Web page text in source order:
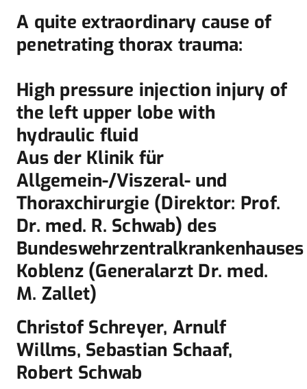
A quite extraordinary cause of
penetrating thorax trauma:
High pressure injection injury of
the left upper lobe with
hydraulic fluid
Aus der Klinik für
Allgemein-/Viszeral- und
Thoraxchirurgie (Direktor: Prof.
Dr. med. R. Schwab) des
Bundeswehrzentralkrankenhauses
Koblenz (Generalarzt Dr. med.
M. Zallet)
Christof Schreyer, Arnulf
Willms, Sebastian Schaaf,
Robert Schwab